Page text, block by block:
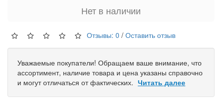
Нет в наличии
Отзывы: 0 / Оставить отзыв
Уважаемые покупатели! Обращаем ваше внимание, что
ассортимент, наличие товара и цена указаны справочно
и могут отличаться от фактических. Читать далее